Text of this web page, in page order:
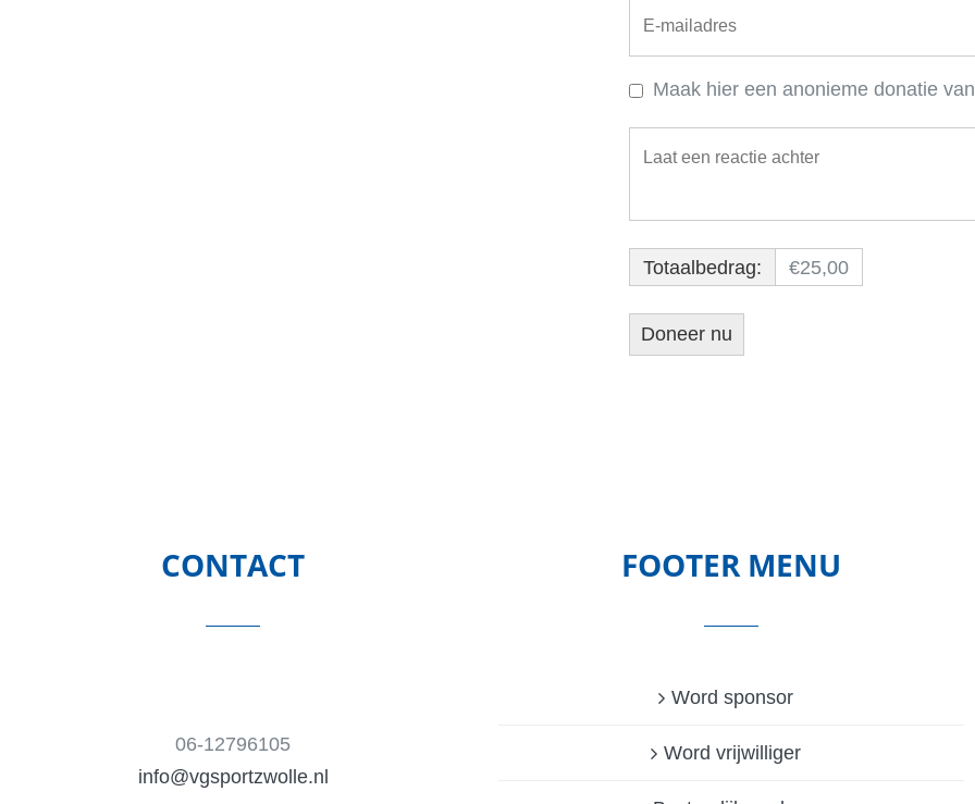
Maak hier een anonieme donatie
Totaalbedrag: €25,00
CONTACT
06-12796105
info@vgsportzwolle.nl
FOOTER MENU
Word sponsor
Word vrijwilliger